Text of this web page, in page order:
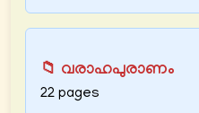
📁 വരാഹപുരാണം
22 pages